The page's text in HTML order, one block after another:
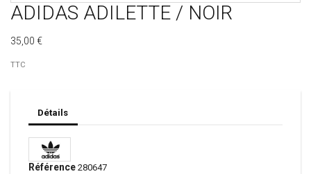
ADIDAS ADILETTE / NOIR
35,00 €
TTC
Détails
Référence 280647